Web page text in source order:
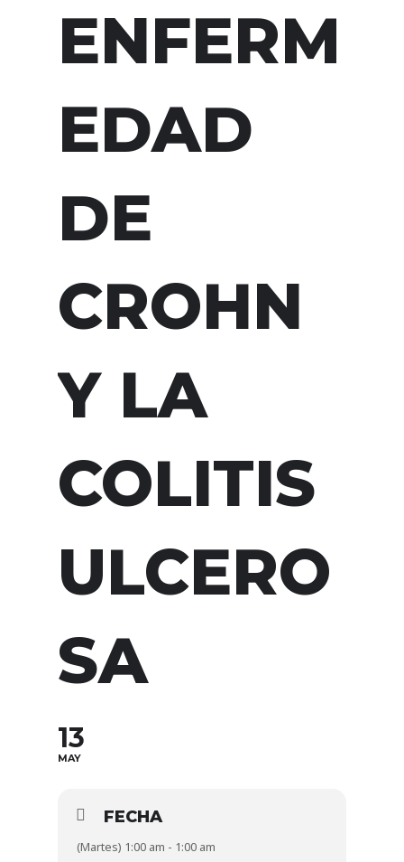
ENFERM
EDAD
DE
CROHN
Y LA
COLITIS
ULCERO
SA
13
MAY
FECHA
(Martes) 1:00 am - 1:00 am